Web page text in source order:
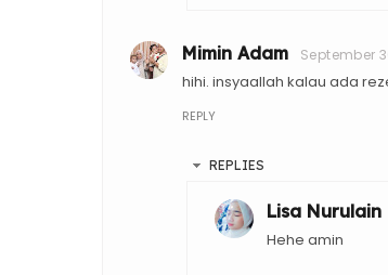
Mimin Adam September
hihi. insyaallah kalau ada
REPLY
REPLIES
Lisa Nurulain
Hehe amin